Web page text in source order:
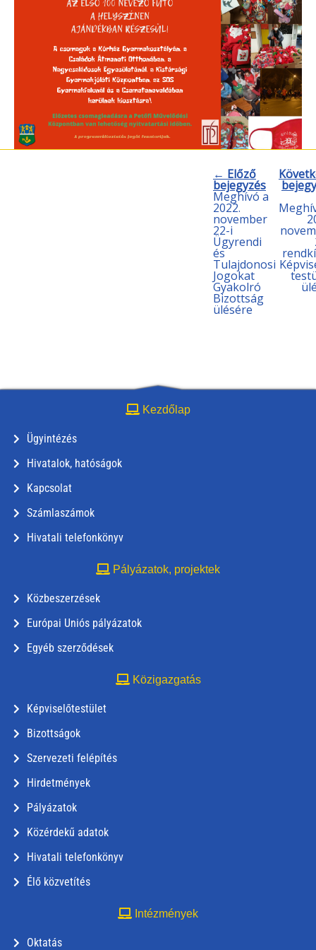
← Előző
bejegyzés
Meghívó a
2022.
november
22-i
Ügyrendi
és
Tulajdonosi
Jogokat
Gyakolró
Bizottság
ülésére
Kezdőlap
Ügyintézés
Hivatalok, hatóságok
Kapcsolat
Számlaszámok
Hivatali telefonkönyv
Pályázatok, projektek
Közbeszerzések
Európai Uniós pályázatok
Egyéb szerződések
Közigazgatás
Képviselőtestület
Bizottságok
Szervezeti felépítés
Hirdetmények
Pályázatok
Közérdekű adatok
Hivatali telefonkönyv
Élő közvetítés
Intézmények
Oktatás